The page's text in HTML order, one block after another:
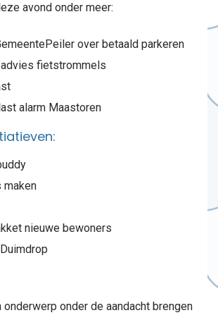
avond onder meer:
over betaald parkeren
fietstrommels
alarm Maastoren
maken
nieuwe bewoners
onderwerp onder de aandacht brengen